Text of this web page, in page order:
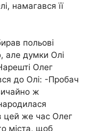
намагався її
польові
але думки Олі
Олег
до Олі: -Пробач
ж
цей же час Олег
міста, щоб